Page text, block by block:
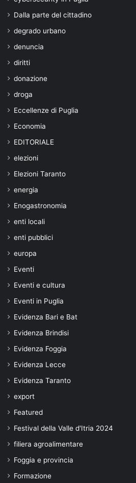
Dalla parte del cittadino
degrado urbano
denuncia
diritti
donazione
droga
Eccellenze di Puglia
Economia
EDITORIALE
elezioni
Elezioni Taranto
energia
Enogastronomia
enti locali
enti pubblici
europa
Eventi
Eventi e cultura
Eventi in Puglia
Evidenza Bari e Bat
Evidenza Brindisi
Evidenza Foggia
Evidenza Lecce
Evidenza Taranto
export
Featured
Festival della Valle d'Itria 2024
filiera agroalimentare
Foggia e provincia
Formazione